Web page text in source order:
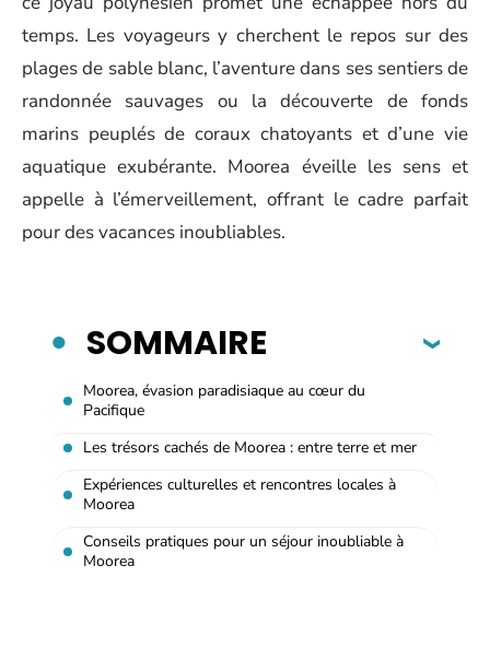
temps. Les voyageurs y cherchent le repos sur des
plages de sable blanc, l’aventure dans ses sentiers de
randonnée sauvages ou la découverte de fonds
marins peuplés de coraux chatoyants et d’une vie
aquatique exubérante. Moorea éveille les sens et
appelle à l’émerveillement, offrant le cadre parfait
pour des vacances inoubliables.
SOMMAIRE
Moorea, évasion paradisiaque au cœur du
Pacifique
Les trésors cachés de Moorea : entre terre et mer
Expériences culturelles et rencontres locales à
Moorea
Conseils pratiques pour un séjour inoubliable à
Moorea